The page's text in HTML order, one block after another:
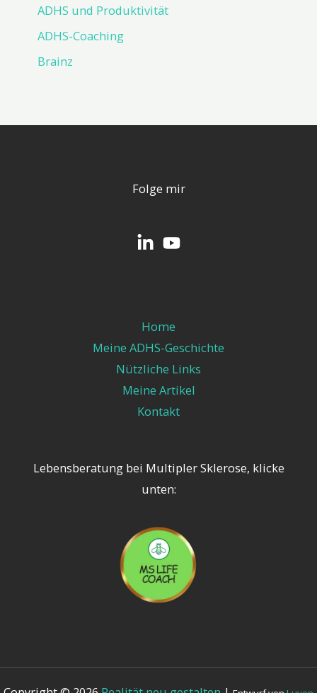
ADHS und Produktivität
ADHS-Coaching
Brainz
Folge mir
Home
Meine ADHS-Geschichte
Nützliche Links
Meine Artikel
Kontakt
Lebensberatung bei Multipler Sklerose, klicke
unten: